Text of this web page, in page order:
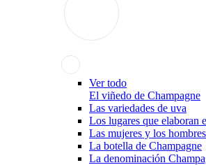
Ver todo
El viñedo de Champagne
Las variedades de uva
Los lugares que elaboran
Las mujeres y los
La botella de Champagne
La denominación